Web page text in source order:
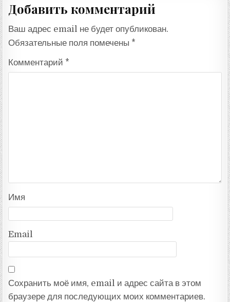
Добавить комментарий
Ваш адрес email не будет опубликован.
Обязательные поля помечены *
Комментарий *
Имя
Email
Сохранить моё имя, email и адрес сайта в этом
браузере для последующих моих комментариев.